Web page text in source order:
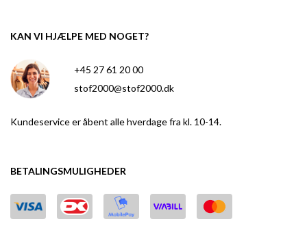
KAN VI HJÆLPE MED NOGET?
+45 27 61 20 00
stof2000@stof2000.dk
Kundeservice er åbent alle hverdage fra kl. 10-14.
BETALINGSMULIGHEDER